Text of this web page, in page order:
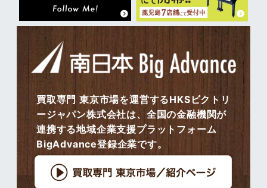
買取専門 東京市場を運営するHKSビクトリ
ージャパン株式会社は、全国の金融機関が
連携する地域企業支援プラットフォーム
BigAdvance登録企業です。